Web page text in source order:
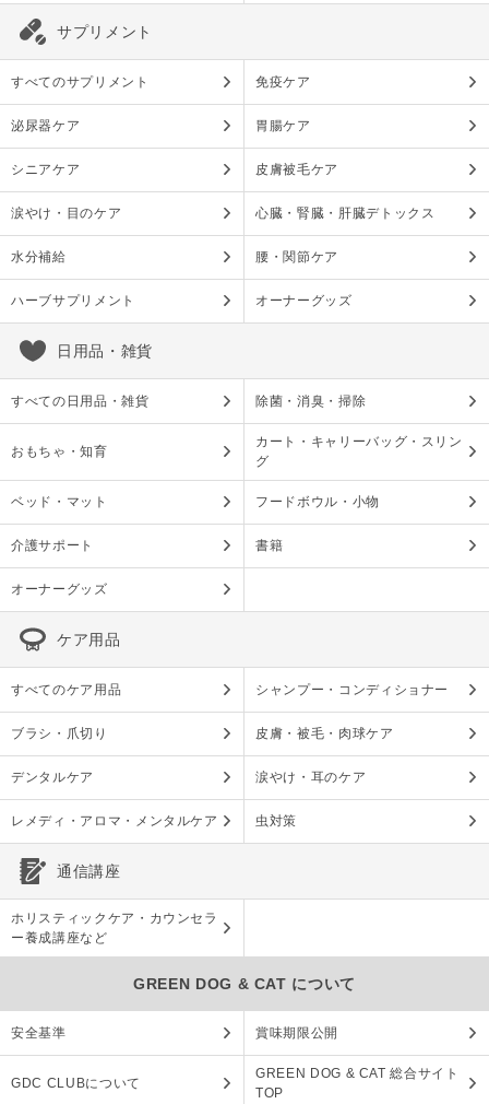
サプリメント
すべてのサプリメント 免疫ケア
泌尿器ケア 胃腸ケア
シニアケア 皮膚被毛ケア
涙やけ・目のケア 心臓・腎臓・肝臓デトックス
水分補給 腰・関節ケア
ハーブサプリメント オーナーグッズ
日用品・雑貨
すべての日用品・雑貨 除菌・消臭・掃除
おもちゃ・知育
カート・キャリーバッグ・スリン
グ
ベッド・マット フードボウル・小物
介護サポート 書籍
オーナーグッズ
ケア用品
すべてのケア用品 シャンプー・コンディショナー
ブラシ・爪切り 皮膚・被毛・肉球ケア
デンタルケア 涙やけ・耳のケア
レメディ・アロマ・メンタルケア 虫対策
通信講座
ホリスティックケア・カウンセラ
ー養成講座など
GREEN DOG & CAT について
安全基準 賞味期限公開
GDC CLUBについて
GREEN DOG & CAT 総合サイト
TOP